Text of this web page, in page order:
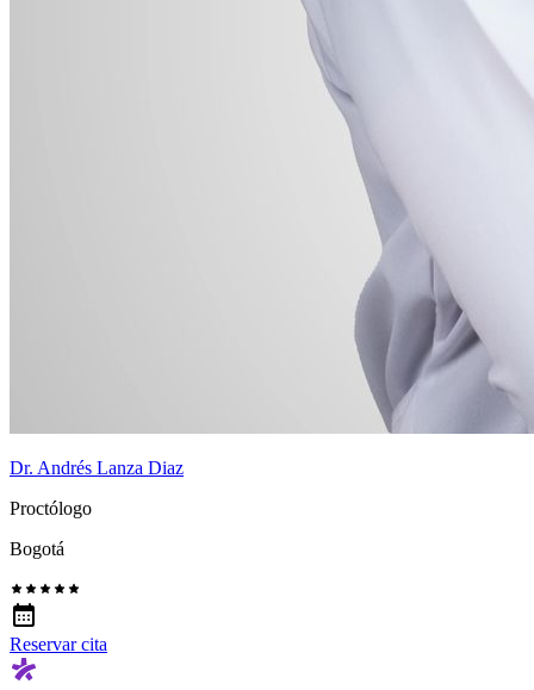
Dr. Andrés Lanza Diaz
Proctólogo
Bogotá
Reservar cita